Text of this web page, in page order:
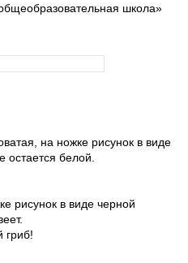
школа»
на ножке рисунок в виде
остается белой.
рисунок в виде черной
гриб!